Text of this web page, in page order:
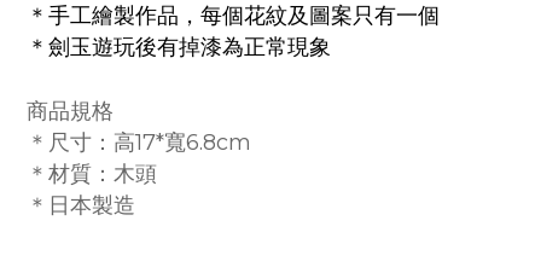
＊手工繪製作品，每個花紋及圖案只有一個
＊劍玉遊玩後有掉漆為正常現象
商品規格
＊尺寸 ：高17*寬6.8cm
＊材質 ：木頭
＊日本製造